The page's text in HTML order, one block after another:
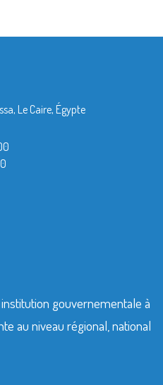
Le Caire, Égypte
gouvernementale à
au niveau régional, national